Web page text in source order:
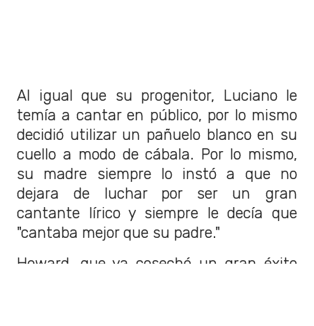
Al igual que su progenitor, Luciano le
temía a cantar en público, por lo mismo
decidió utilizar un pañuelo blanco en su
cuello a modo de cábala. Por lo mismo,
su madre siempre lo instó a que no
dejara de luchar por ser un gran
cantante lírico y siempre le decía que
"cantaba mejor que su padre."
Howard, que ya cosechó un gran éxito